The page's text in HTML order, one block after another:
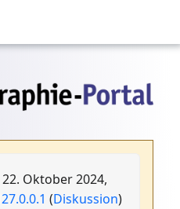
Oktober 2024,
(Diskussion)